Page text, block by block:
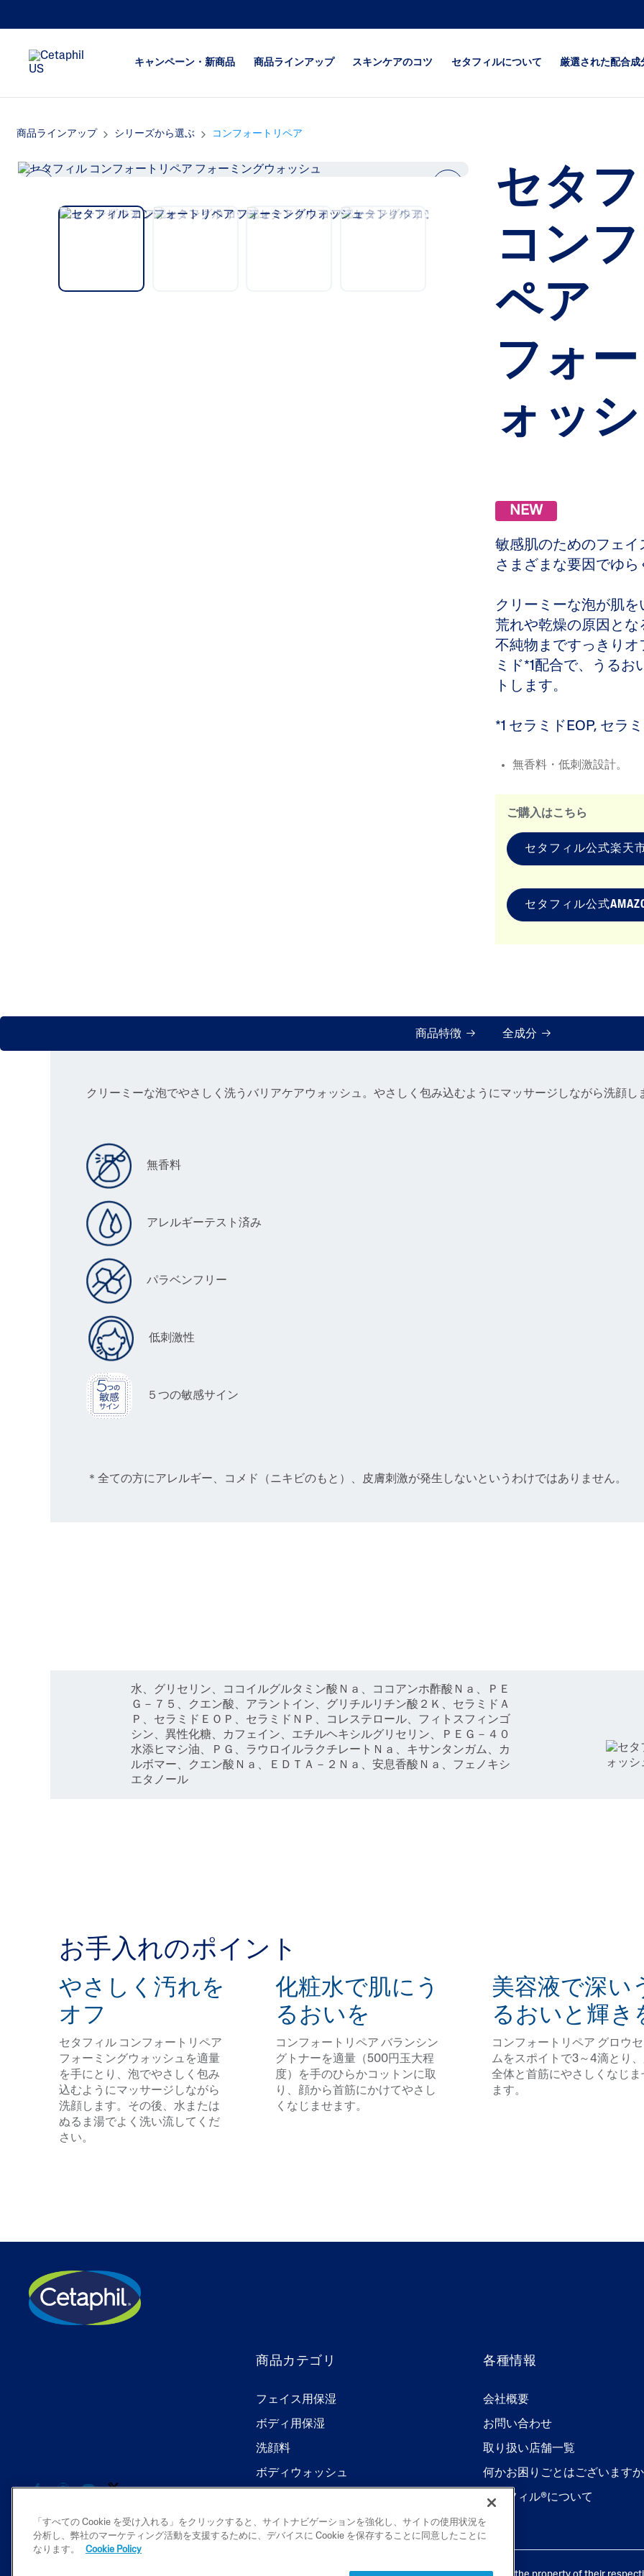
キャンペーン・新商品 商品ラインアップ
フェイス用保湿
ボディウォッシュ
つっぱりが気になる
ヒリつきが気になる
ベビー
ジェントルSA（角
コンフォートリペア
スキンケアのコツ セタフィルについて 厳選された配合成
商品ラインアップ シリーズから選ぶ コンフォートリペア
セタ
コン
ペア
フォ
ォッ
NEW
敏感肌のためのフェイ
さまざまな要因でゆ
クリーミーな泡が肌
荒れや乾燥の原因と
不純物まですっきり
ミド*1配合で、うる
トします。
*1 セラミドEOP, セラ
無香料・低刺激設計。
ご購入はこちら
セタフィル公式楽天
セタフィル公式
商品特徴 全成分
クリーミーな泡でやさしく洗うバリアケアウォッシュ。やさしく包み込むようにマッサージしながら洗顔し
無香料
アレルギーテスト済み
パラベンフリー
低刺激性
５つの敏感サイン
＊全ての方にアレルギー、コメド（ニキビのもと）、皮膚刺激が発生しないというわけではありません。
水、グリセリン、ココイルグルタミン酸Ｎａ、ココアンホ酢酸Ｎａ、ＰＥ
Ｇ－７５、クエン酸、アラントイン、グリチルリチン酸２Ｋ、セラミドＡ
Ｐ、セラミドＥＯＰ、セラミドＮＰ、コレステロール、フィトスフィンゴ
シン、異性化糖、カフェイン、エチルヘキシルグリセリン、ＰＥＧ－４０
水添ヒマシ油、ＰＧ、ラウロイルラクチレートＮａ、キサンタンガム、カ
ルボマー、クエン酸Ｎａ、ＥＤＴＡ－２Ｎａ、安息香酸Ｎａ、フェノキシ
エタノール
お手入れのポイント
やさしく汚れを
オフ
セタフィル コンフォートリペア
フォーミングウォッシュを適量
を手にとり、泡でやさしく包み
込むようにマッサージしながら
洗顔します。その後、水または
ぬるま湯でよく洗い流してくだ
さい。
化粧水で肌にう
るおいを
コンフォートリペア バランシン
グトナーを適量（500円玉大程
度）を手のひらかコットンに取
り、顔から首筋にかけてやさし
くなじませます。
美容液で深い
るおいと輝き
コンフォートリペア グロウ
ムをスポイトで3～4滴とり
全体と首筋にやさしくなじま
ます。
商品カテゴリ
フェイス用保湿
ボディ用保湿
洗顔料
ボディウォッシュ
各種情報
会社概要
お問い合わせ
取り扱い店舗一覧
何かお困りごとはございます
セタフィル®について
「すべての Cookie を受け入れる」をクリックすると、サイトナビゲーションを強化し、サイトの使用状況を
分析し、弊社のマーケティング活動を支援するために、デバイスに Cookie を保存することに同意したことに
なります。
Cookie Policy